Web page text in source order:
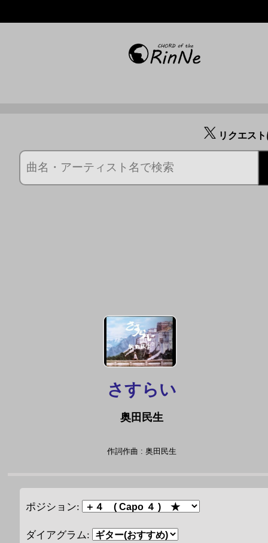
リクエス
さすらい
奥田民生
作詞作曲 : 奥田民生
ポジション:
ダイアグラム: